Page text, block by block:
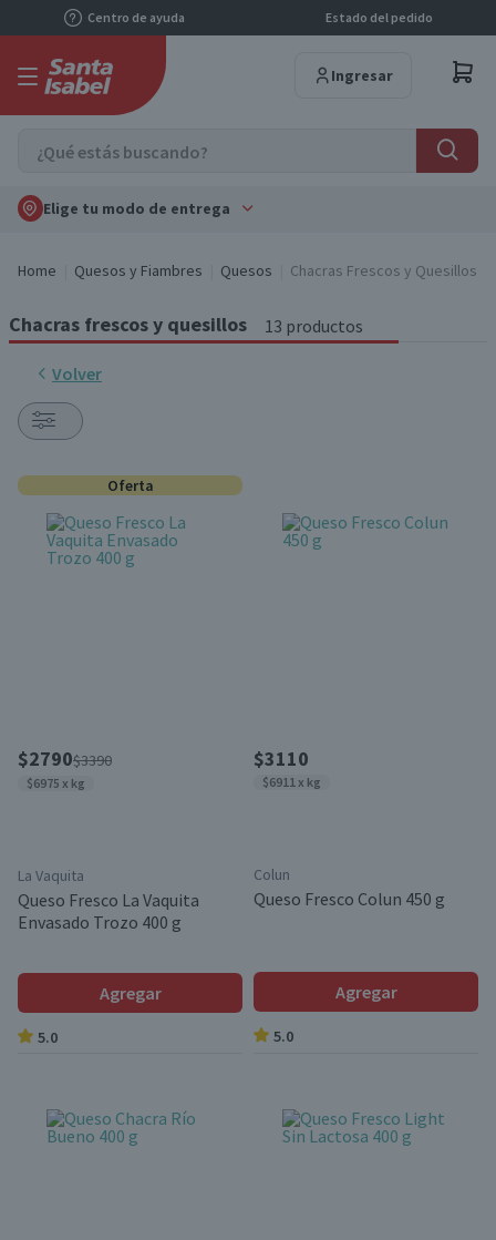
Centro de ayuda Estado del pedido
Ingresar
Elige tu modo de entrega
Home Quesos y Fiambres Quesos Chacras Frescos y Quesillos
Chacras frescos y quesillos 13 productos
Volver
Oferta
$2790$3390
$6975 x kg
La Vaquita
Queso Fresco La Vaquita
Envasado Trozo 400 g
Agregar
5.0
$3110
$6911 x kg
Colun
Queso Fresco Colun 450 g
Agregar
5.0